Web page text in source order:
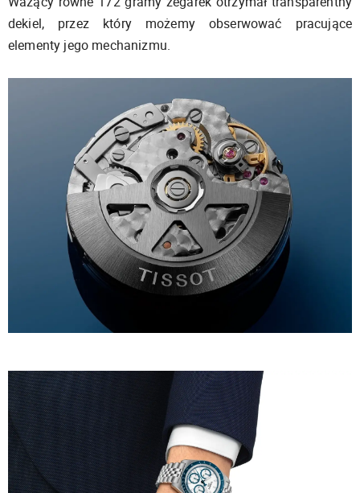
dekiel, przez który możemy obserwować pracujące
elementy jego mechanizmu.